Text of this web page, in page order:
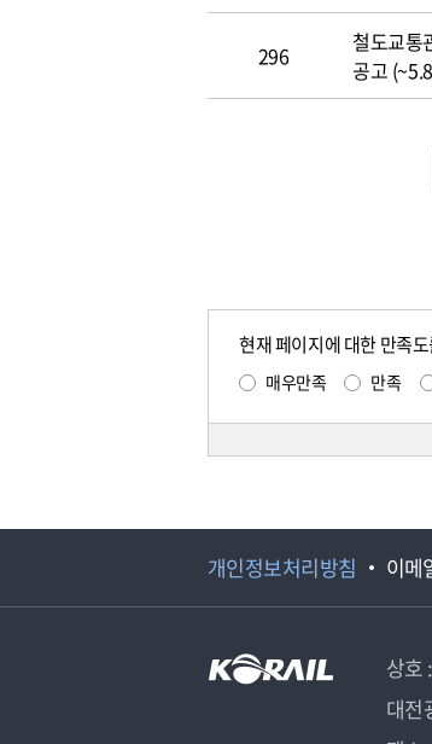
296
철도교통
공고
현재 페이지에 대한 만족
매우만족 만족
개인정보처리방침 이메
상호
대전